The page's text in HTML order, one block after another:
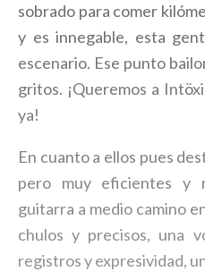
sobrado para comer
y es innegable, esta
escenario. Ese punto
gritos. ¡Queremos a
ya!
En cuanto a ellos pues
pero muy eficientes y
guitarra a medio camino
chulos y precisos, una
registros y expresividad,